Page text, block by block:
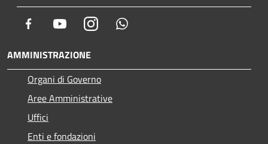
Facebook YoutubeInstagram
AMMINISTRAZIONE
Organi di Governo
Aree Amministrative
Uffici
Enti e fondazioni